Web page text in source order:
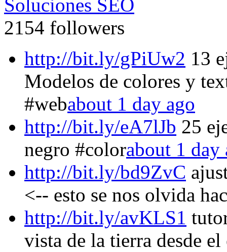
Soluciones SEO
2154 followers
http://bit.ly/gPiUw2 13
Modelos de colores y
#webabout 1 day ago
http://bit.ly/eA7lJb 25
negro #colorabout 1 day
http://bit.ly/bd9ZvC
<-- esto se nos olvida
http://bit.ly/avKLS1
vista de la tierra desde el